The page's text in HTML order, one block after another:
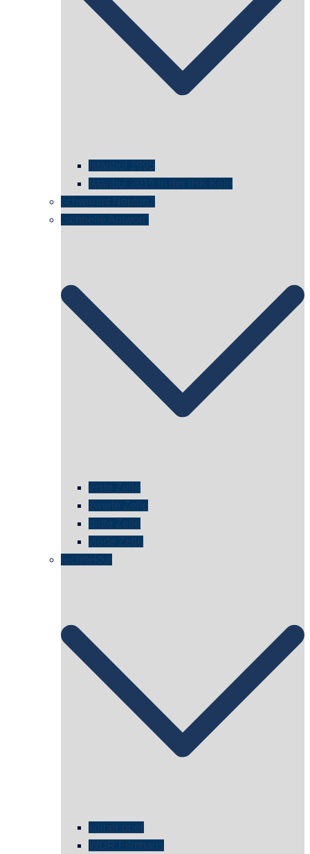
istanbul 1995
Istanbul 2015 in der IHK Köln
schwimmt Neptun?
„schnelle Antwort“
erste Zelle
zweite Zelle
dritte Zelle
vierte Zelle
architektur
kölner oper
WDR Filmhaus